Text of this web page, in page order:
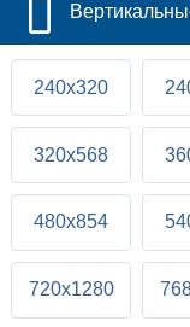
240x320
320x568
480x854
720x1280